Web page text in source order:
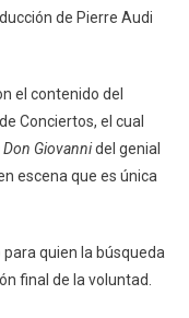
de Pierre Audi
el contenido del
Conciertos, el cual
Don Giovannidel genial
escena que es única
quien la búsqueda
final de la voluntad.